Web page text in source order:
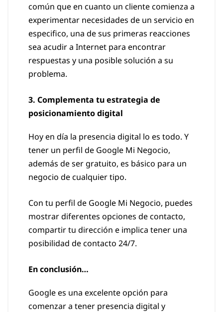
común que en cuanto un cliente comienza a
experimentar necesidades de un servicio en
especifico, una de sus primeras reacciones
sea acudir a Internet para encontrar
respuestas y una posible solución a su
problema.
3. Complementa tu estrategia de
posicionamiento digital
Hoy en día la presencia digital lo es todo. Y
tener un perfil de Google Mi Negocio,
además de ser gratuito, es básico para un
negocio de cualquier tipo.
Con tu perfil de Google Mi Negocio, puedes
mostrar diferentes opciones de contacto,
compartir tu dirección e implica tener una
posibilidad de contacto 24/7.
En conclusión…
Google es una excelente opción para
comenzar a tener presencia digital y